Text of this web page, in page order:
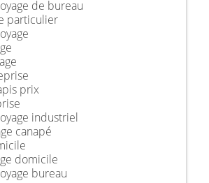
de bureau
particulier
prix
industriel
canapé
domicile
bureau